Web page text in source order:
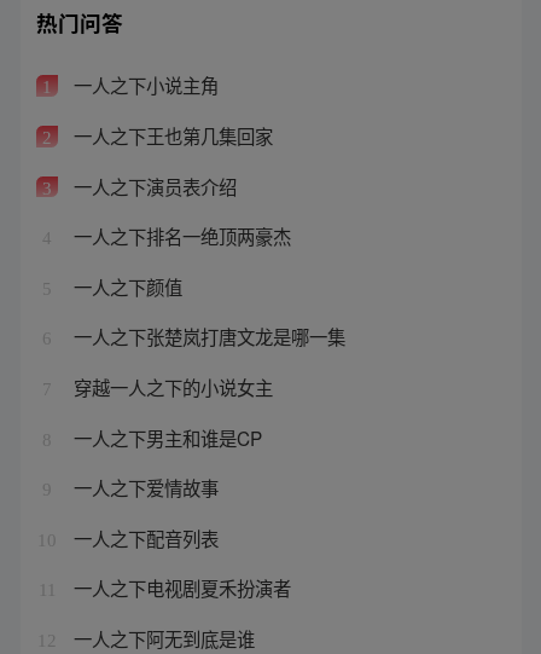
热门问答
1 一人之下小说主角
2 一人之下王也第几集回家
3 一人之下演员表介绍
4 一人之下排名一绝顶两豪杰
5 一人之下颜值
6 一人之下张楚岚打唐文龙是哪一集
7 穿越一人之下的小说女主
8 一人之下男主和谁是CP
9 一人之下爱情故事
10 一人之下配音列表
一人之下电视剧夏禾扮演者
12 一人之下阿无到底是谁